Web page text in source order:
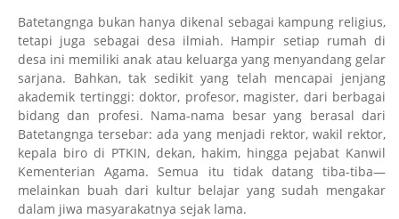
Batetangnga bukan hanya dikenal sebagai kampung religius,
tetapi juga sebagai desa ilmiah. Hampir setiap rumah di
desa ini memiliki anak atau keluarga yang menyandang gelar
sarjana. Bahkan, tak sedikit yang telah mencapai jenjang
akademik tertinggi: doktor, profesor, magister, dari berbagai
bidang dan profesi. Nama-nama besar yang berasal dari
Batetangnga tersebar: ada yang menjadi rektor, wakil rektor,
kepala biro di PTKIN, dekan, hakim, hingga pejabat Kanwil
Kementerian Agama. Semua itu tidak datang tiba-tiba—
melainkan buah dari kultur belajar yang sudah mengakar
dalam jiwa masyarakatnya sejak lama.